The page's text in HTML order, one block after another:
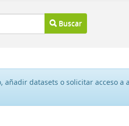
Buscar
añadir datasets o solicitar acceso a